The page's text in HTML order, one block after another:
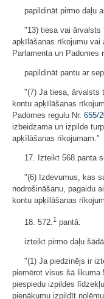
papildināt pirmo daļu
"13) tiesa vai ārvalsts
apķīlāšanas rīkojumu vai
Parlamenta un Padomes
papildināt pantu ar
"(7) Ja tiesa, ārvalsts
kontu apķīlāšanas
Padomes regulu Nr. 655/
izbeidzama un izpilde
apķīlāšanas rīkojumam."
17. Izteikt 568.panta
"(6) Izdevumus, kas
nodrošināšanu, pagaidu
kontu apķīlāšanas
18. 572. 1 pantā:
izteikt pirmo daļu
"(1) Ja piedzinējs ir
piemērot visus šā likuma
piespiedu izpildes
pienākumu izpildīt